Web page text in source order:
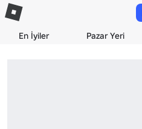
En İyiler Pazar Yeri